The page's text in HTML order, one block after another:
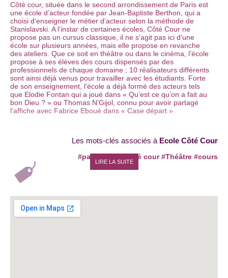
Côté cour, située dans le second arrondissement de Paris est
une école d’acteur fondée par Jean-Baptiste Berthon, qui a
choisi d’enseigner le métier d’acteur selon la méthode de
Stanislavski. A l’instar de certaines écoles, Côté Cour ne
propose pas un cursus classique, il ne s’agit pas ici d’une
école sur plusieurs années, mais elle propose en revanche
des ateliers. Que ce soit en théâtre ou dans le cinéma, l’école
propose à ses élèves des cours dispensés par des
professionnels de chaque domaine ; 10 réalisateurs différents
sont ainsi déjà venus pour travailler avec les étudiants. Forte
de son enseignement, l’école a déjà formé des acteurs tels
que Elodie Fontan qui a joué dans « Qu’est ce qu’on a fait au
bon Dieu ? » ou Thomas N’Gijol, connu pour avoir partagé
l’affiche avec Fabrice Eboué dans « Case départ ».
LIRE LA SUITE
Les mots-clés associés à Ecole Côté Cour
#paris #école coté cour#Théâtre #cours